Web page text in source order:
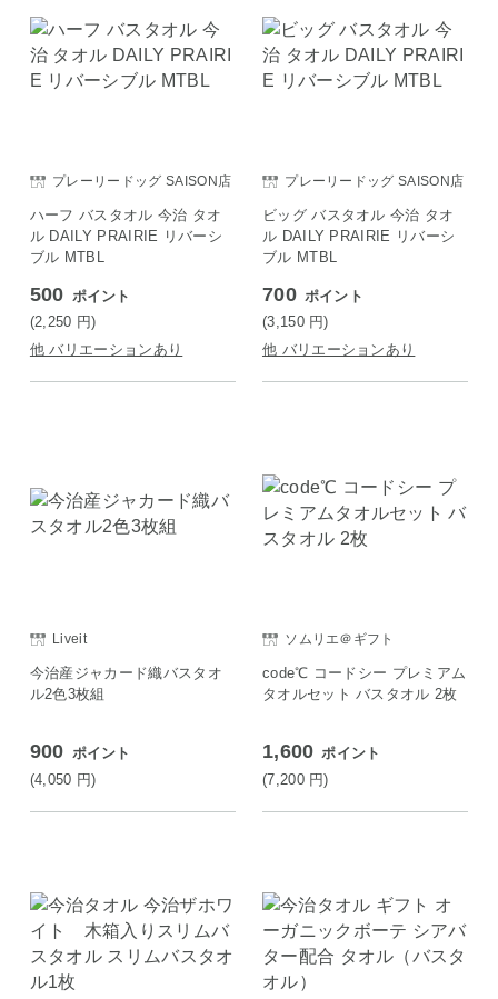
プレーリードッグ SAISON店
ハーフ バスタオル 今治 タオ
ル DAILY PRAIRIE リバーシ
ブル MTBL
500 ポイント
(2,250 円)
他 バリエーションあり
プレーリードッグ SAISON店
ビッグ バスタオル 今治 タオ
ル DAILY PRAIRIE リバーシ
ブル MTBL
700 ポイント
(3,150 円)
他 バリエーションあり
Liveit
今治産ジャカード織バスタオ
ル2色3枚組
900 ポイント
(4,050 円)
ソムリエ＠ギフト
code℃ コードシー プレミアム
タオルセット バスタオル 2枚
1,600 ポイント
(7,200 円)